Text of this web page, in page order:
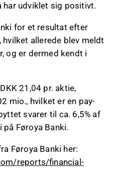
udviklet sig positivt.
for et resultat efter
allerede blev meldt
og er dermed kendt i
21,04 pr. aktie,
mio., hvilket er en pay-
svarer til ca. 6,5% af
Føroya Banki.
Føroya Banki her:
reports/financial-